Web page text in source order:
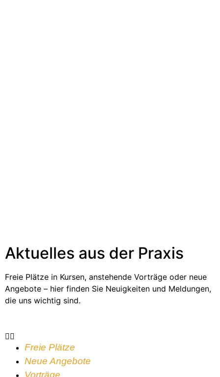
Aktuelles aus der Praxis​
Freie Plätze in Kursen, anstehende Vorträge oder neue
Angebote – hier finden Sie Neuigkeiten und Meldungen,
die uns wichtig sind.
Freie Plätze
Neue Angebote